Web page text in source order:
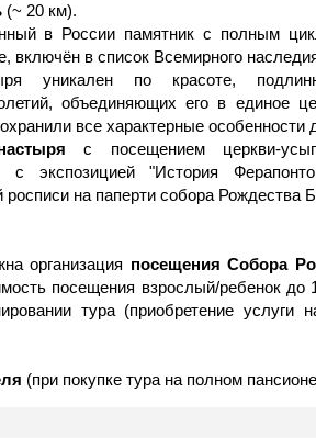
(~ 20 км).
в России памятник с полным
включён в список Всемирного
уникален по красоте,
объединяющих его в единое
все характерные особенности
с посещением церкви-
экспозицией "История
на паперти собора Рождества
организация посещения Собора
посещения взрослый/ребенок до
тура (приобретение услуги
(при покупке тура на полном